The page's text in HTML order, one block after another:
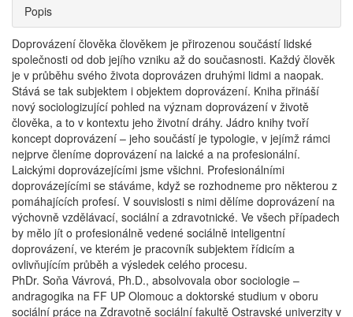
Popis
Doprovázení člověka člověkem je přirozenou součástí lidské
společnosti od dob jejího vzniku až do současnosti. Každý člověk
je v průběhu svého života doprovázen druhými lidmi a naopak.
Stává se tak subjektem i objektem doprovázení. Kniha přináší
nový sociologizující pohled na význam doprovázení v životě
člověka, a to v kontextu jeho životní dráhy. Jádro knihy tvoří
koncept doprovázení – jeho součástí je typologie, v jejímž rámci
nejprve členíme doprovázení na laické a na profesionální.
Laickými doprovázejícími jsme všichni. Profesionálními
doprovázejícími se stáváme, když se rozhodneme pro některou z
pomáhajících profesí. V souvislosti s nimi dělíme doprovázení na
výchovně vzdělávací, sociální a zdravotnické. Ve všech případech
by mělo jít o profesionálně vedené sociálně inteligentní
doprovázení, ve kterém je pracovník subjektem řídicím a
ovlivňujícím průběh a výsledek celého procesu.
PhDr. Soňa Vávrová, Ph.D., absolvovala obor sociologie –
andragogika na FF UP Olomouc a doktorské studium v oboru
sociální práce na Zdravotně sociální fakultě Ostravské univerzity v